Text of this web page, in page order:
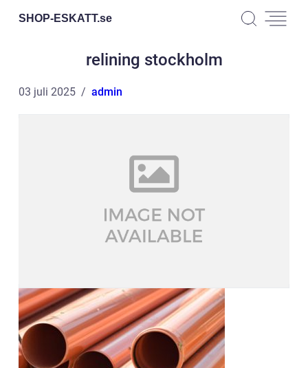
SHOP-ESKATT.se
relining stockholm
03 juli 2025 admin